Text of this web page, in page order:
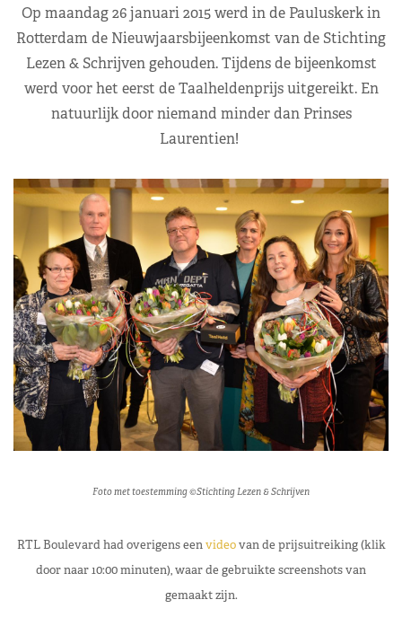
Op maandag 26 januari 2015 werd in de Pauluskerk in
Rotterdam de Nieuwjaarsbijeenkomst van de Stichting
Lezen & Schrijven gehouden. Tijdens de bijeenkomst
werd voor het eerst de Taalheldenprijs uitgereikt. En
natuurlijk door niemand minder dan Prinses
Laurentien!
Foto met toestemming ©Stichting Lezen & Schrijven
RTL Boulevard had overigens eenvideovan de prijsuitreiking (klik
door naar 10:00 minuten), waar de gebruikte screenshots van
gemaakt zijn.